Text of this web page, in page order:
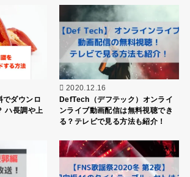
でダウンロ
ハ長調や上
2020.12.16
DefTech（デフテック）オンライ
ンライブ動画配信は無料視聴でき
る？テレビで見る方法も紹介！